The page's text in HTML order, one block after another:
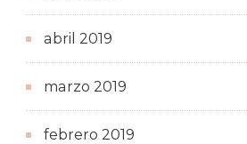
abril 2019
marzo 2019
febrero 2019